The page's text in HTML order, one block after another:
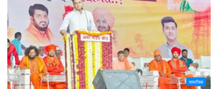
सामाजिक